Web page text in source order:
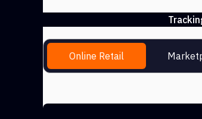
Online Retail